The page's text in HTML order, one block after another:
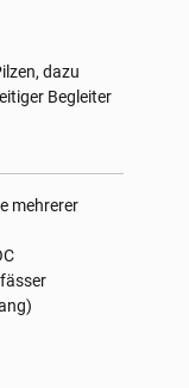
dazu
Begleiter
mehrerer